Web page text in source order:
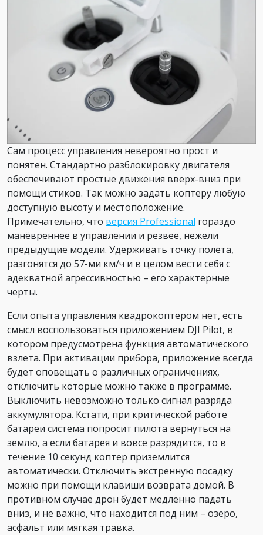
Сам процесс управления невероятно прост и
понятен. Стандартно разблокировку двигателя
обеспечивают простые движения вверх-вниз при
помощи стиков. Так можно задать коптеру любую
доступную высоту и местоположение.
Примечательно, что версия Professional гораздо
манёвреннее в управлении и резвее, нежели
предыдущие модели. Удерживать точку полета,
разгонятся до 57-ми км/ч и в целом вести себя с
адекватной агрессивностью – его характерные
черты.
Если опыта управления квадрокоптером нет, есть
смысл воспользоваться приложением DJI Pilot, в
котором предусмотрена функция автоматического
взлета. При активации прибора, приложение всегда
будет оповещать о различных ограничениях,
отключить которые можно также в программе.
Выключить невозможно только сигнал разряда
аккумулятора. Кстати, при критической работе
батареи система попросит пилота вернуться на
землю, а если батарея и вовсе разрядится, то в
течение 10 секунд коптер приземлится
автоматически. Отключить экстренную посадку
можно при помощи клавиши возврата домой. В
противном случае дрон будет медленно падать
вниз, и не важно, что находится под ним – озеро,
асфальт или мягкая травка.